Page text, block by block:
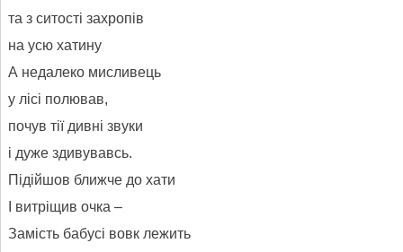
та з ситості захропів
на усю хатину
А недалеко мисливець
у лісі полював,
почув тії дивні звуки
і дуже здивувавсь.
Підійшов ближче до хати
І витріщив очка –
Замість бабусі вовк лежить